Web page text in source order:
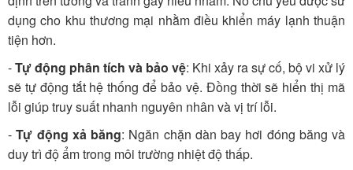
dụng cho khu thương mại nhằm điều khiển máy lạnh thuận
tiện hơn.
-Tự động phân tích và bảo vệ: Khi xảy ra sự cố, bộ vi xử lý
sẽ tự động tắt hệ thống để bảo vệ. Đồng thời sẽ hiển thị mã
lỗi giúp truy suất nhanh nguyên nhân và vị trí lỗi.
-Tự động xả băng: Ngăn chặn dàn bay hơi đóng băng và
duy trì độ ẩm trong môi trường nhiệt độ thấp.